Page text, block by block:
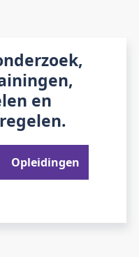
en
Opleidingen